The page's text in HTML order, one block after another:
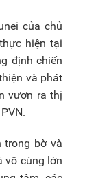
của chủ
hiện tại
định chiến
và phát
vươn ra thị
trong bờ và
vô cùng lớn